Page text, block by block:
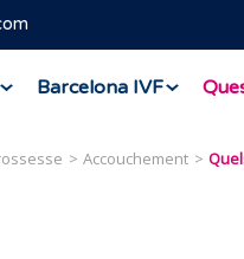
Barcelona IVF
Accouchement